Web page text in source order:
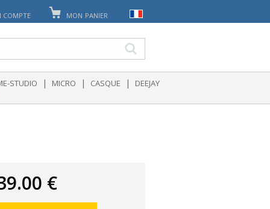
COMPTE MON PANIER
STUDIO | MICRO | CASQUE | DEEJAY
€